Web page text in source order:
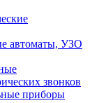
автоматы, УЗО
звонков
приборы